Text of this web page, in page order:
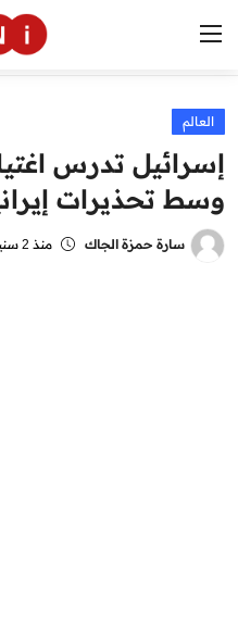
الرئيسية
اخبار مصر
العالم
العالم
إسرائيل تدرس
وسط تحذيرات
سارة حمزة الجاك منذ 2 سنين